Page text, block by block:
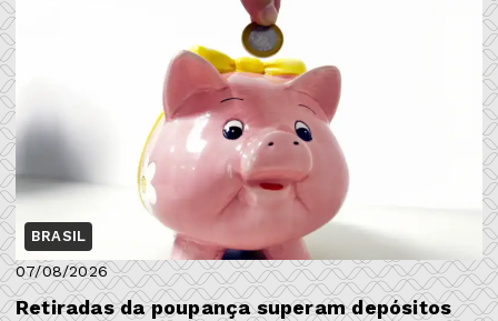
BRASIL
07/08/2026
Retiradas da poupança superam depósitos